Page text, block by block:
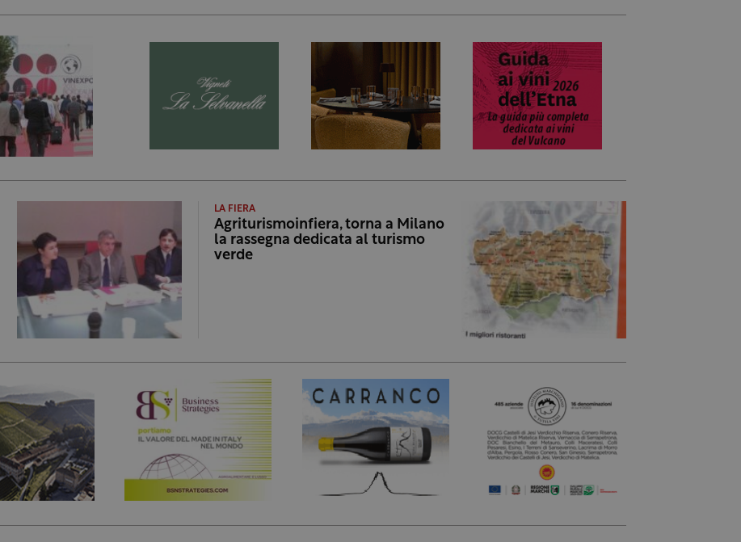
LA FIERA
Agriturismoinfiera, torna a Milano
la rassegna dedicata al turismo
verde